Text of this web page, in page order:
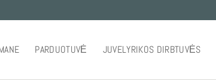
PARDUOTUVĖ JUVELYRIKOS DIRBTUVĖS